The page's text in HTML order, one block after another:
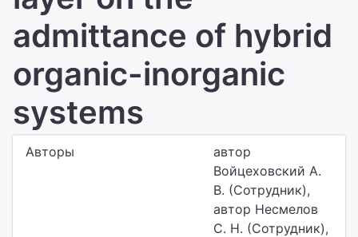
admittance of hybrid
organic-inorganic
systems
Авторы
автор
Войцеховский А.
В. (Сотрудник),
автор Несмелов
С. Н. (Сотрудник),